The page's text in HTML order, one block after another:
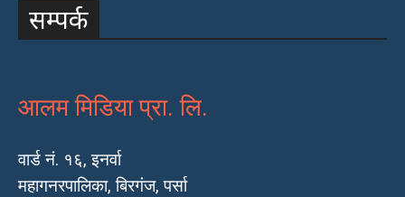
सम्पर्क
आलम मिडिया प्रा. लि.
वार्ड नं. १६, इनर्वा
महागनरपालिका, बिरगंज, पर्सा